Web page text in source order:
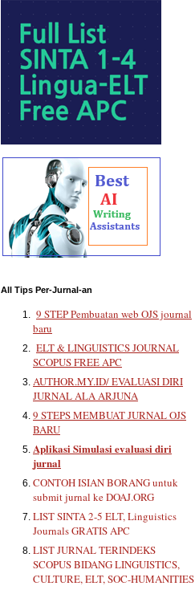
All Tips Per-Jurnal-an
9 STEP Pembuatan web OJS journal
baru
ELT & LINGUISTICS JOURNAL
SCOPUS FREE APC
AUTHOR.MY.ID/ EVALUASI DIRI
JURNAL ALA ARJUNA
9 STEPS MEMBUAT JURNAL OJS
BARU
Aplikasi Simulasi evaluasi diri
jurnal
CONTOH ISIAN BORANG untuk
submit jurnal ke DOAJ.ORG
LIST SINTA 2-5 ELT, Linguistics
Journals GRATIS APC
LIST JURNAL TERINDEKS
SCOPUS BIDANG LINGUISTICS,
CULTURE, ELT, SOC-HUMANITIES